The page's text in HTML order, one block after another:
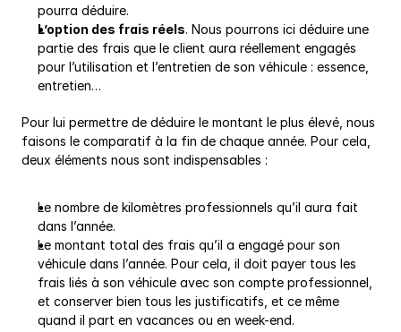
pourra déduire.
L’option des frais réels. Nous pourrons ici déduire une
partie des frais que le client aura réellement engagés
pour l’utilisation et l’entretien de son véhicule : essence,
entretien…
Pour lui permettre de déduire le montant le plus élevé, nous
faisons le comparatif à la fin de chaque année. Pour cela,
deux éléments nous sont indispensables :
Le nombre de kilomètres professionnels qu’il aura fait
dans l’année.
Le montant total des frais qu’il a engagé pour son
véhicule dans l’année. Pour cela, il doit payer tous les
frais liés à son véhicule avec son compte professionnel,
et conserver bien tous les justificatifs, et ce même
quand il part en vacances ou en week-end.